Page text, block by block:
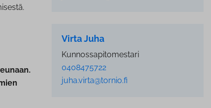
Virta Juha
Kunnossapitomestari
0408475722
juha.virta@tornio.fi